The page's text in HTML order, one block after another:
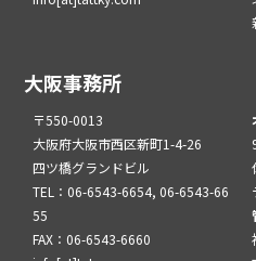
大阪事務所
〒550-0013
大阪府大阪市西区新町1-4-26
四ツ橋グランドビル
TEL：06-6543-6654, 06-6543-66
55
FAX：06-6543-6660